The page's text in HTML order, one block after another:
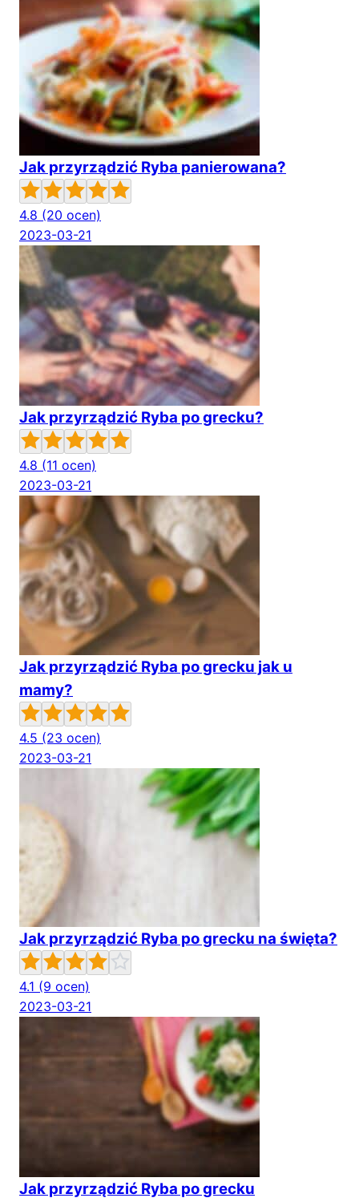
Jak przyrządzić Ryba panierowana?
4.8 (20 ocen)
2023-03-21
Jak przyrządzić Ryba po grecku?
4.8 (11 ocen)
2023-03-21
Jak przyrządzić Ryba po grecku jak u
mamy?
4.5 (23 ocen)
2023-03-21
Jak przyrządzić Ryba po grecku na święta?
4.1 (9 ocen)
2023-03-21
Jak przyrządzić Ryba po grecku